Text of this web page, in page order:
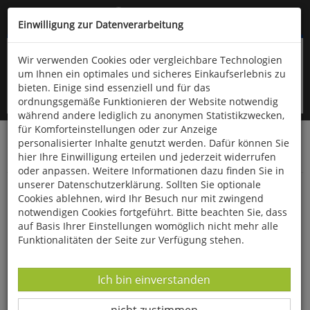
Kompletten Head der Seite überspringen
oder (06766) 9323-960
Startseite Technik & Freizeit
Spiel & Spaß
Gesellschaftsspiele
Würfel-Klappenspiel »Shut the box«
Einwilligung zur Datenverarbeitung
Wir verwenden Cookies oder vergleichbare Technologien
um Ihnen ein optimales und sicheres Einkaufserlebnis zu
bieten. Einige sind essenziell und für das
ordnungsgemäße Funktionieren der Website notwendig
während andere lediglich zu anonymen Statistikzwecken,
für Komforteinstellungen oder zur Anzeige
personalisierter Inhalte genutzt werden. Dafür können Sie
hier Ihre Einwilligung erteilen und jederzeit widerrufen
oder anpassen. Weitere Informationen dazu finden Sie in
unserer Datenschutzerklärung. Sollten Sie optionale
Cookies ablehnen, wird Ihr Besuch nur mit zwingend
notwendigen Cookies fortgeführt. Bitte beachten Sie, dass
auf Basis Ihrer Einstellungen womöglich nicht mehr alle
Funktionalitäten der Seite zur Verfügung stehen.
Datenverarbeitung -
Ich bin einverstanden